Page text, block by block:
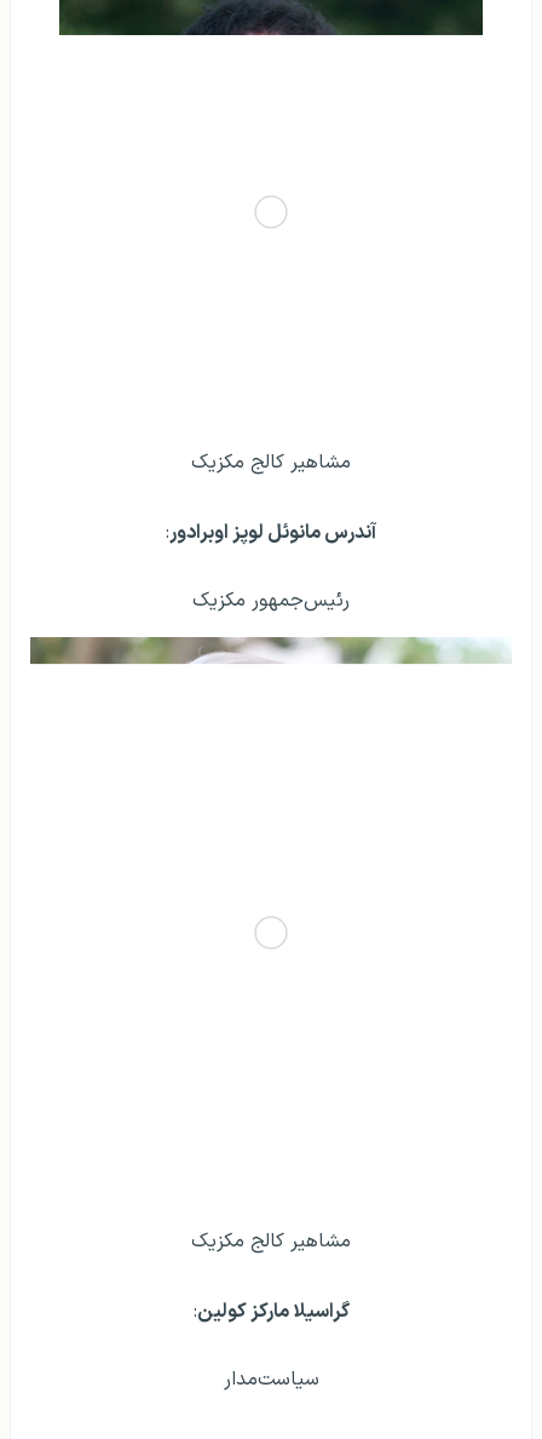
مشاهير کالج مکزیک
آندرس مانوئل لوپز اوبرادور:
رئیس‌جمهور مکزیک
مشاهير کالج مکزیک
گراسیلا مارکز کولین:
سیاست‌مدار